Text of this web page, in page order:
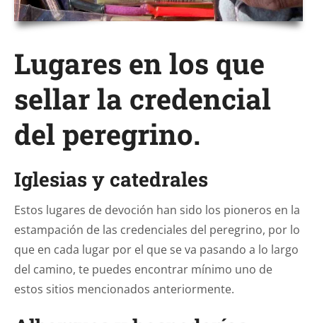
Lugares en los que
sellar la credencial
del peregrino.
Iglesias y catedrales
Estos lugares de devoción han sido los pioneros en la
estampación de las credenciales del peregrino, por lo
que en cada lugar por el que se va pasando a lo largo
del camino, te puedes encontrar mínimo uno de
estos sitios mencionados anteriormente.